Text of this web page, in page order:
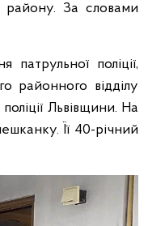
району. За словами
поліції,
районного відділу
Львівщини. На
Її 40-річний